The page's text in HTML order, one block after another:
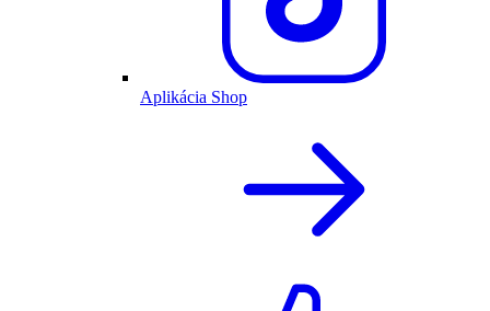
Aplikácia Shop